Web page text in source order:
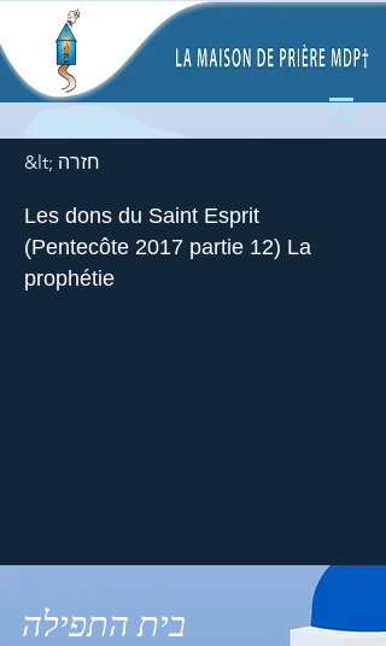
&lt; חזרה
Les dons du Saint Esprit
(Pentecôte 2017 partie 12) La
prophétie
בית התפילה